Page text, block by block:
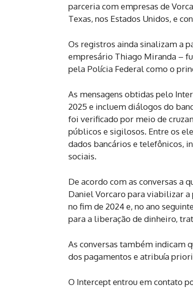
parceria com empresas de
Texas, nos Estados Unidos, e
Os registros ainda sinalizam a
empresário Thiago Miranda –
pela Polícia Federal como o
As mensagens obtidas pelo
2025 e incluem diálogos do
foi verificado por meio de
públicos e sigilosos. Entre os
dados bancários e telefônicos,
sociais.
De acordo com as conversas a
Daniel Vorcaro para viabilizar
no fim de 2024 e, no ano
para a liberação de dinheiro,
As conversas também indicam
dos pagamentos e atribuía
O Intercept entrou em contato